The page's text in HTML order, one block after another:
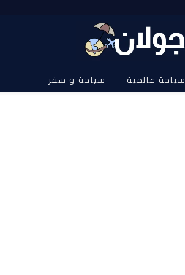
سياحة عالمية سياحة و سفر